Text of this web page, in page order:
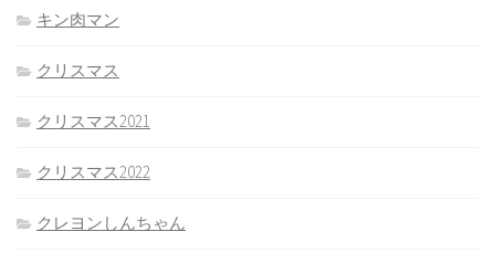
キン肉マン
クリスマス
クリスマス2021
クリスマス2022
クレヨンしんちゃん